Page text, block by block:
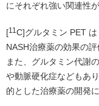
にそれぞれ強い関連性
[11C]グルタミン PET
NASH治療薬の効果の
また、グルタミン代謝
や動脈硬化症などもあ
的とした治療薬の開発